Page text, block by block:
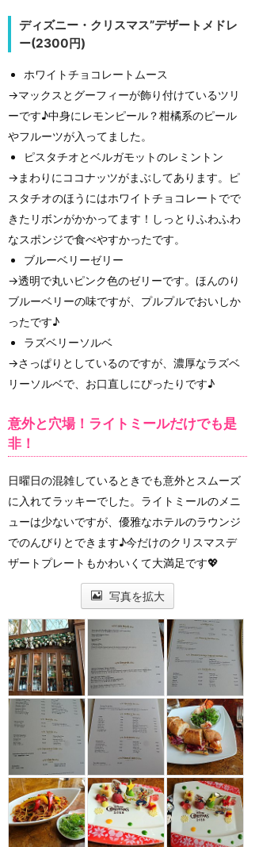
ディズニー・クリスマス”デザートメドレ
ー(2300円)
ホワイトチョコレートムース
→マックスとグーフィーが飾り付けているツリ
ーです♪中身にレモンピール？柑橘系のピール
やフルーツが入ってました。
ピスタチオとベルガモットのレミントン
→まわりにココナッツがまぶしてあります。ピ
スタチオのほうにはホワイトチョコレートでで
きたリボンがかかってます！しっとりふわふわ
なスポンジで食べやすかったです。
ブルーベリーゼリー
→透明で丸いピンク色のゼリーです。ほんのり
ブルーベリーの味ですが、プルプルでおいしか
ったです♪
ラズベリーソルベ
→さっぱりとしているのですが、濃厚なラズベ
リーソルベで、お口直しにぴったりです♪
意外と穴場！ライトミールだけでも是
非！
日曜日の混雑しているときでも意外とスムーズ
に入れてラッキーでした。ライトミールのメニ
ューは少ないですが、優雅なホテルのラウンジ
でのんびりとできます♪今だけのクリスマスデ
ザートプレートもかわいくて大満足です💖
写真を拡大